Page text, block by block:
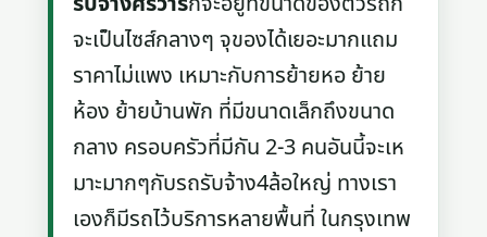
จะเป็นไซส์กลางๆ จุของได้เยอะมากแถม
ราคาไม่แพง เหมาะกับการย้ายหอ ย้าย
ห้อง ย้ายบ้านพัก ที่มีขนาดเล็กถึงขนาด
กลาง ครอบครัวที่มีกัน 2-3 คนอันนี้จะเห
มาะมากๆกับรถรับจ้าง4ล้อใหญ่ ทางเรา
เองก็มีรถไว้บริการหลายพื้นที่ ในกรุงเทพ